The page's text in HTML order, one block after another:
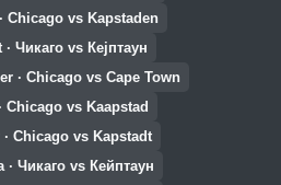
Chicago vs Kapstaden
Чикаго vs Кејптаун
· Chicago vs Cape Town
Chicago vs Kaapstad
· Chicago vs Kapstadt
· Чикаго vs Кейптаун